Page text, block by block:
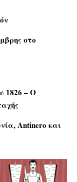
στο
1826 – Ο
Antinero και